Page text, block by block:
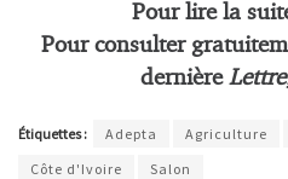
Pour lire la
Pour consulter
dernière Lettre
Étiquettes : Adepta Agriculture
Côte d'Ivoire
Salon